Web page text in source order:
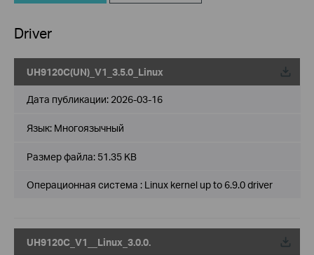
Driver
UH9120C(UN)_V1_3.5.0_Linux
Дата публикации: 2026-03-16
Язык: Многоязычный
Размер файла: 51.35 KB
Операционная система : Linux kernel up to 6.9.0 driver
UH9120C_V1__Linux_3.0.0.